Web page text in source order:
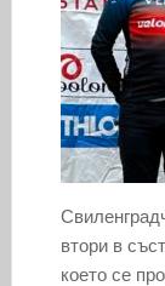
втори в
което се